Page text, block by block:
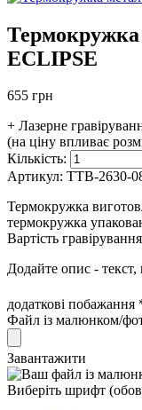
Термокружка
ECLIPSE
655 грн
+ Лазерне
(на ціну впливає
Кількість:
Артикул: TTB-2630-
Термокружка
термокружка
Вартість
Додайте опис - текст,
додаткові побажання
Файл із малюнком/
Завантажити
Виберіть шрифт